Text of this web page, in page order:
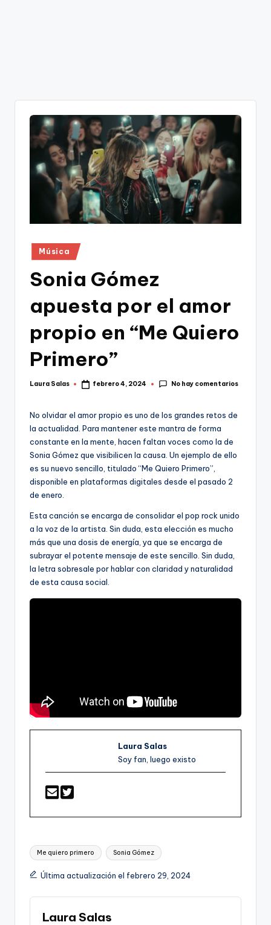
Publicado
en
Música
Sonia Gómez
apuesta por el amor
propio en “Me Quiero
Primero”
Publicado
Laura Salas febrero 4, 2024 No hay comentarios
No olvidar el amor propio es uno de los grandes retos de
la actualidad. Para mantener este mantra de forma
constante en la mente, hacen faltan voces como la de
Sonia Gómez que visibilicen la causa. Un ejemplo de ello
es su nuevo sencillo, titulado “Me Quiero Primero”,
disponible en plataformas digitales desde el pasado 2
de enero.
Esta canción se encarga de consolidar el pop rock unido
a la voz de la artista. Sin duda, esta elección es mucho
más que una dosis de energía, ya que se encarga de
subrayar el potente mensaje de este sencillo. Sin duda,
la letra sobresale por hablar con claridad y naturalidad
de esta causa social.
Laura Salas
Soy fan, luego existo
Etiquetas:
Me quiero primero Sonia Gómez
Última actualización el febrero 29, 2024
Laura Salas